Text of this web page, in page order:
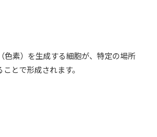
色素）を生成する細胞が、特定の場所
とで形成されます。